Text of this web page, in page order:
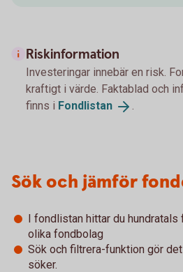
Riskinformation
Investeringar innebär en risk.
kraftigt i värde. Faktablad och
finns i Fondlistan .
Sök och jämför
I fondlistan hittar du hundratals
olika fondbolag
Sök och filtrera-funktion gör
söker.